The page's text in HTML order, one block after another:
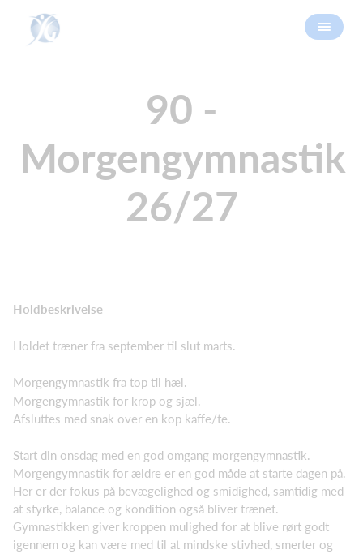
90 -
Morgengymnastik
26/27
Holdbeskrivelse
Holdet træner fra september til slut marts.
Morgengymnastik fra top til hæl.
Morgengymnastik for krop og sjæl.
Afsluttes med snak over en kop kaffe/te.
Start din onsdag med en god omgang morgengymnastik.
Morgengymnastik for ældre er en god måde at starte dagen på.
Her er der fokus på bevægelighed og smidighed, samtidig med
at styrke, balance og kondition også bliver trænet.
Gymnastikken giver kroppen mulighed for at blive rørt godt
igennem og kan være med til at mindske stivhed, smerter og